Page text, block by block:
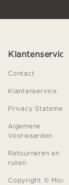
Klantenservice
Contact
Klantenservice
Privacy
Algemene
Voorwaarden
Retourneren en
ruilen
Copyright ©